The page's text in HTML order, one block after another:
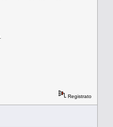
Registrato